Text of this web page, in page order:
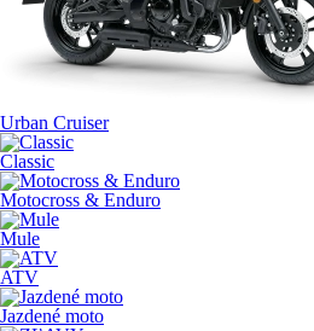
Urban Cruiser
Classic
Motocross & Enduro
Mule
ATV
Jazdené moto